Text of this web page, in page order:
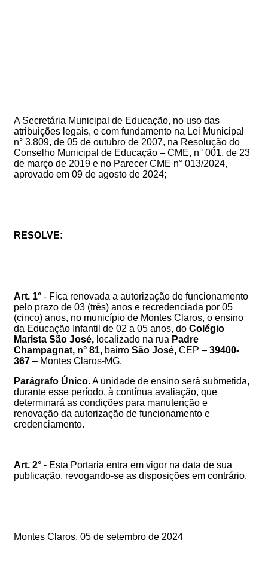
A Secretária Municipal de Educação, no uso das
atribuições legais, e com fundamento na Lei Municipal
n° 3.809, de 05 de outubro de 2007, na Resolução do
Conselho Municipal de Educação – CME, n° 001, de 23
de março de 2019 e no Parecer CME n° 013/2024,
aprovado em 09 de agosto de 2024;
RESOLVE:
Art. 1° - Fica renovada a autorização de funcionamento
pelo prazo de 03 (três) anos e recredenciada por 05
(cinco) anos, no município de Montes Claros, o ensino
da Educação Infantil de 02 a 05 anos, do Colégio
Marista São José, localizado na rua Padre
Champagnat, n° 81, bairro São José, CEP – 39400-
367 – Montes Claros-MG.
Parágrafo Único.A unidade de ensino será submetida,
durante esse período, à contínua avaliação, que
determinará as condições para manutenção e
renovação da autorização de funcionamento e
credenciamento.
Art. 2° - Esta Portaria entra em vigor na data de sua
publicação, revogando-se as disposições em contrário.
Montes Claros, 05 de setembro de 2024